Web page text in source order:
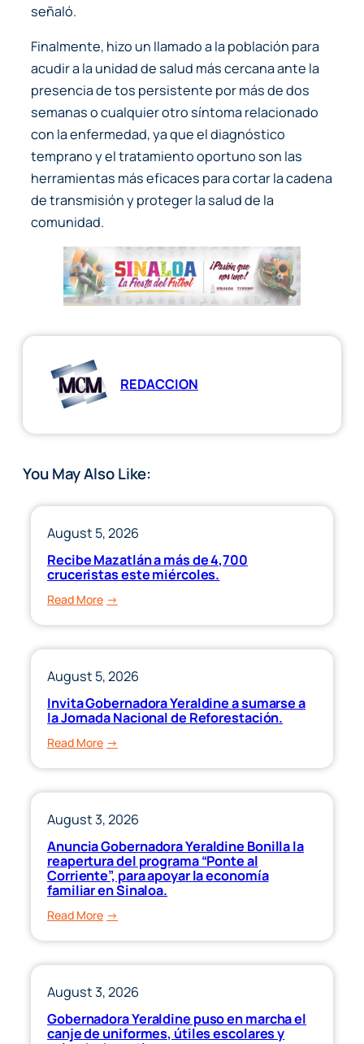
señaló.
Finalmente, hizo un llamado a la población para
acudir a la unidad de salud más cercana ante la
presencia de tos persistente por más de dos
semanas o cualquier otro síntoma relacionado
con la enfermedad, ya que el diagnóstico
temprano y el tratamiento oportuno son las
herramientas más eficaces para cortar la cadena
de transmisión y proteger la salud de la
comunidad.
REDACCION
You May Also Like:
August 5, 2026
Recibe Mazatlán a más de 4,700
cruceristas este miércoles.
Read More:
a
más
4,700
cruceristas
este
miércoles.
August 5, 2026
Invita Gobernadora Yeraldine a sumarse a
la Jornada Nacional de Reforestación.
Read More:
Yeraldine
a
la
Jornada
Nacional
Reforestación.
August 3, 2026
Anuncia Gobernadora Yeraldine Bonilla la
reapertura del programa “Ponte al
Corriente”, para apoyar la economía
familiar en Sinaloa.
Read More:
Yeraldine
Bonilla
reapertura
August 3, 2026
Gobernadora Yeraldine puso en marcha el
canje de uniformes, útiles escolares y